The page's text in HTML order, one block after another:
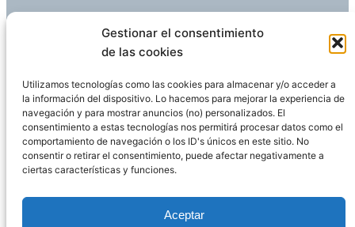
Gestionar el consentimiento
de las cookies
Utilizamos tecnologías como las cookies para almacenar y/o acceder a
la información del dispositivo. Lo hacemos para mejorar la experiencia de
navegación y para mostrar anuncios (no) personalizados. El
consentimiento a estas tecnologías nos permitirá procesar datos como el
comportamiento de navegación o los ID's únicos en este sitio. No
consentir o retirar el consentimiento, puede afectar negativamente a
ciertas características y funciones.
Aceptar
¿Tienes alguna duda o sugerencia? Escríbeme
info@empleosanitarioinvestigacion.es
Descargo de Responsabilidad
Declaración de Privacidad Política de cookies
WordPress